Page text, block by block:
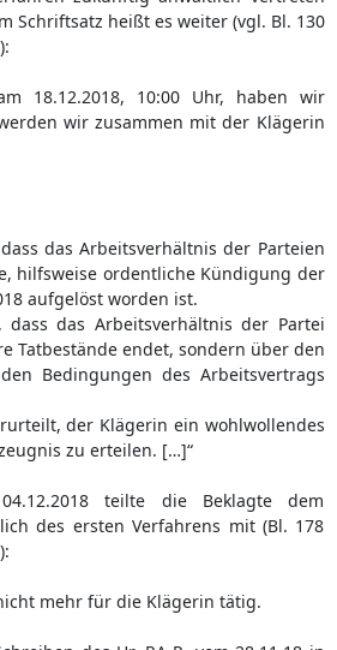
Schriftsatz heißt es weiter (vgl. Bl. 130
18.12.2018, 10:00 Uhr, haben wir
wir zusammen mit der Klägerin
das Arbeitsverhältnis der Parteien
hilfsweise ordentliche Kündigung der
aufgelöst worden ist.
das Arbeitsverhältnis der Partei
Tatbestände endet, sondern über den
Bedingungen des Arbeitsvertrags
der Klägerin ein wohlwollendes
zu erteilen. […]“
teilte die Beklagte dem
des ersten Verfahrens mit (Bl. 178
mehr für die Klägerin tätig.